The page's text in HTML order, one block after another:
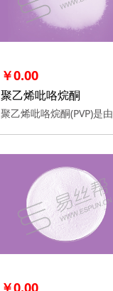
￥0.00
聚乙烯吡咯烷酮
￥0.00